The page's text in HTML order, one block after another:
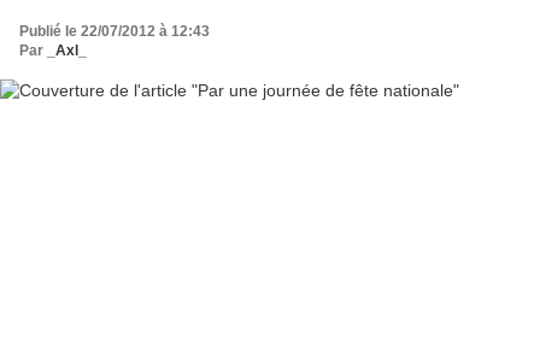
Publié le 22/07/2012 à 12:43
Par
_Axl_